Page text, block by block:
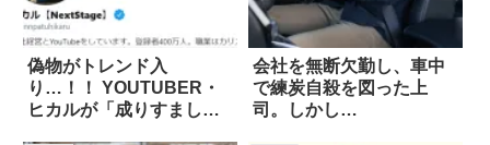
偽物がトレンド入
り…！！ YOUTUBER・
ヒカルが「成りすまし」
会社を無断欠勤し、車中
で練炭自殺を図った上
司。しかし…